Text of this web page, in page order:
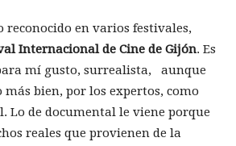
reconocido en varios festivales,
Internacional de Cine de Gijón. Es
mí gusto, surrealista, aunque
más bien, por los expertos, como
Lo de documental le viene porque
reales que provienen de la